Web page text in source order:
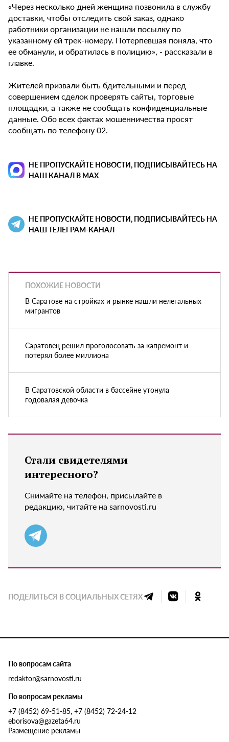
«Через несколько дней женщина позвонила в службу
доставки, чтобы отследить свой заказ, однако
работники организации не нашли посылку по
указанному ей трек-номеру. Потерпевшая поняла, что
ее обманули, и обратилась в полицию», - рассказали в
главке.
Жителей призвали быть бдительными и перед
совершением сделок проверять сайты, торговые
площадки, а также не сообщать конфиденциальные
данные. Обо всех фактах мошенничества просят
сообщать по телефону 02.
НЕ ПРОПУСКАЙТЕ НОВОСТИ, ПОДПИСЫВАЙТЕСЬ НА
НАШ КАНАЛ В MAX
НЕ ПРОПУСКАЙТЕ НОВОСТИ, ПОДПИСЫВАЙТЕСЬ НА
НАШ ТЕЛЕГРАМ-КАНАЛ
ПОХОЖИЕ НОВОСТИ
В Саратове на стройках и рынке нашли нелегальных
мигрантов
Саратовец решил проголосовать за капремонт и
потерял более миллиона
В Саратовской области в бассейне утонула
годовалая девочка
Стали свидетелями
интересного?
Снимайте на телефон, присылайте в
редакцию, читайте на sarnovosti.ru
ПОДЕЛИТЬСЯ В СОЦИАЛЬНЫХ СЕТЯХ
По вопросам сайта
redaktor@sarnovosti.ru
По вопросам рекламы
+7 (8452) 69-51-85, +7 (8452) 72-24-12
eborisova@gazeta64.ru
Размещение рекламы